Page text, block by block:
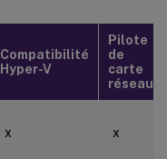
Compatibilité
Hyper-V
Pilote
de
carte
réseau
x x